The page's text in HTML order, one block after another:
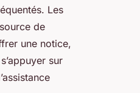
Les
de
une notice,
sur